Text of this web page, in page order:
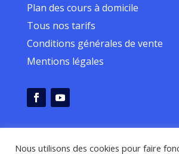
Plan des cours à domicile
Tous nos tarifs
Conditions générales de vente
Mentions légales
Nous utilisons des cookies pour faire